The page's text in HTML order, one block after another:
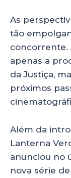
As
tão
concorrente.
apenas a
da Justiça,
próximos
Além da
Lanterna
anunciou no
nova série